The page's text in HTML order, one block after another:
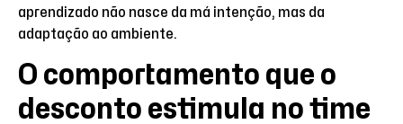
aprendizado não nasce da má intenção, mas da
adaptação ao ambiente.
O comportamento que o
desconto estimula no time